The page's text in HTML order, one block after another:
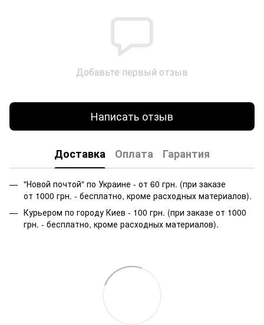
Добавьте первый отзыв
Написать отзыв
Доставка Оплата Гарантия
"Новой почтой" по Украине - от 60 грн. (при заказе
от 1000 грн. - бесплатно, кроме расходных материалов).
Курьером по городу Киев - 100 грн. (при заказе от 1000
грн. - бесплатно, кроме расходных материалов).